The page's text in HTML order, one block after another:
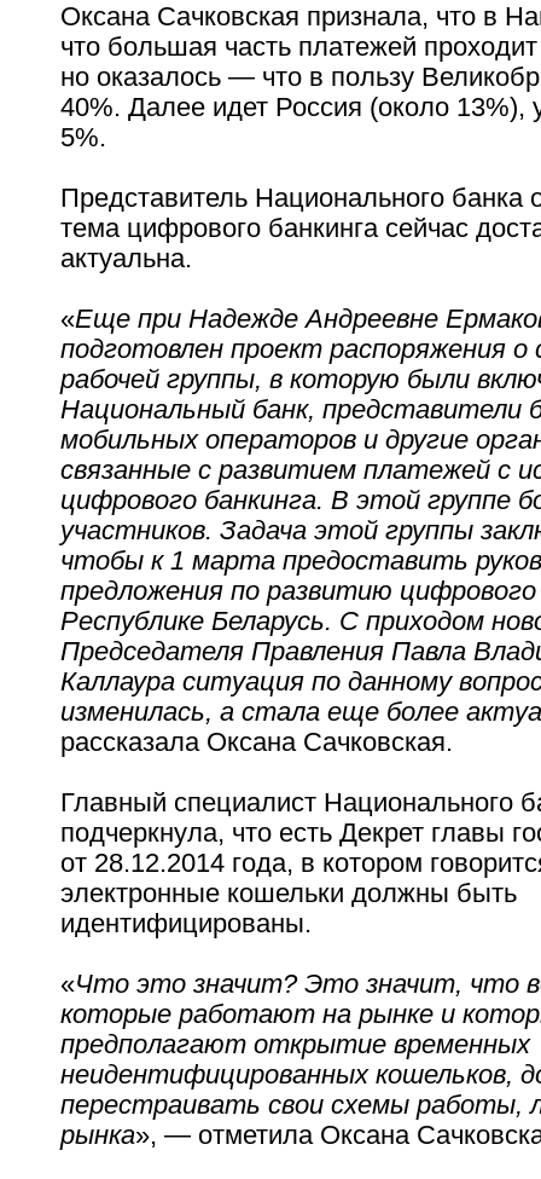
Оксана Сачковская признала, что в
что большая часть платежей
но оказалось — что в пользу
40%. Далее идет Россия (около 13%),
5%.
Представитель Национального банка
тема цифрового банкинга сейчас
актуальна.
«Еще при Надежде Андреевне
подготовлен проект распоряжения о
рабочей группы, в которую были
Национальный банк, представители
мобильных операторов и другие
связанные с развитием платежей с
цифрового банкинга. В этой группе
участников. Задача этой группы
чтобы к 1 марта предоставить
предложения по развитию цифрового
Республике Беларусь. С приходом
Председателя Правления Павла
Каллаура ситуация по данному
изменилась, а стала еще более
рассказала Оксана Сачковская.
Главный специалист Национального
подчеркнула, что есть Декрет главы
от 28.12.2014 года, в котором
электронные кошельки должны быть
идентифицированы.
«Что это значит? Это значит, что
которые работают на рынке и
предполагают открытие временных
неидентифицированных кошельков,
перестраивать свои схемы работы,
рынка», — отметила Оксана